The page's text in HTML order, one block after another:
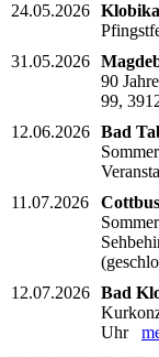
24.05.2026
31.05.2026
90
99,
12.06.2026 Bad
11.07.2026
Cottbus
12.07.2026 Bad
Uhr